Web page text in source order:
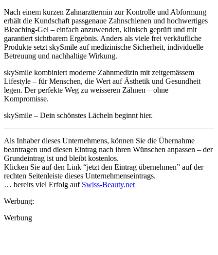
Nach einem kurzen Zahnarzttermin zur Kontrolle und Abformung
erhält die Kundschaft passgenaue Zahnschienen und hochwertiges
Bleaching-Gel – einfach anzuwenden, klinisch geprüft und mit
garantiert sichtbarem Ergebnis. Anders als viele frei verkäufliche
Produkte setzt skySmile auf medizinische Sicherheit, individuelle
Betreuung und nachhaltige Wirkung.
skySmile kombiniert moderne Zahnmedizin mit zeitgemässem
Lifestyle – für Menschen, die Wert auf Ästhetik und Gesundheit
legen. Der perfekte Weg zu weisseren Zähnen – ohne
Kompromisse.
skySmile – Dein schönstes Lächeln beginnt hier.
Als Inhaber dieses Unternehmens, können Sie die Übernahme
beantragen und diesen Eintrag nach ihren Wünschen anpassen – der
Grundeintrag ist und bleibt kostenlos.
Klicken Sie auf den Link “jetzt den Eintrag übernehmen” auf der
rechten Seitenleiste dieses Unternehmenseintrags.
… bereits viel Erfolg auf Swiss-Beauty.net
Werbung:
Werbung